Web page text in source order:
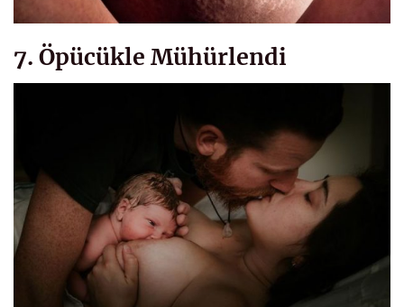
7. Öpücükle Mühürlendi